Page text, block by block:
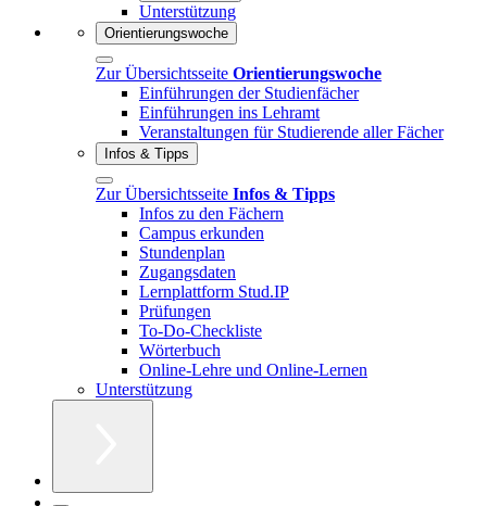
Unterstützung
Orientierungswoche
Zur Übersichtsseite Orientierungswoche
Einführungen der Studienfächer
Einführungen ins Lehramt
Veranstaltungen für Studierende aller Fächer
Infos & Tipps
Zur Übersichtsseite Infos & Tipps
Infos zu den Fächern
Campus erkunden
Stundenplan
Zugangsdaten
Lernplattform Stud.IP
Prüfungen
To-Do-Checkliste
Wörterbuch
Online-Lehre und Online-Lernen
Unterstützung